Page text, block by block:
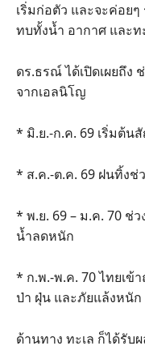
เริ่มก่อตัว และจะค่อย
ทบทั้งน้ำ อากาศ และท
ดร.ธรณ์ ได้เปิดเผยถึง
จากเอลนิโญ
* มิ.ย.-ก.ค. 69 เริ่มต้
* ส.ค.-ต.ค. 69 ฝนทิ้งช่
* พ.ย. 69 – ม.ค. 70 ช่ว
น้ำลดหนัก
* ก.พ.-พ.ค. 70 ไทยเข้
ป่า ฝุ่น และภัยแล้งหนัก
ด้านทาง ทะเล ก็ได้รับ